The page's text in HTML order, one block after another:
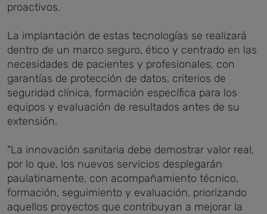
proactivos.
La implantación de estas tecnologías se realizará
dentro de un marco seguro, ético y centrado en las
necesidades de pacientes y profesionales, con
garantías de protección de datos, criterios de
seguridad clínica, formación específica para los
equipos y evaluación de resultados antes de su
extensión.
"La innovación sanitaria debe demostrar valor real,
por lo que, los nuevos servicios desplegarán
paulatinamente, con acompañamiento técnico,
formación, seguimiento y evaluación, priorizando
aquellos proyectos que contribuyan a mejorar la